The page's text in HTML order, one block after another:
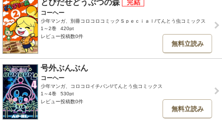
とびだせどうぶつの森
コーヘー
少年マンガ、別冊コロコロコミックＳｐｅｃｉａｌ/てんとう虫コミックス
1～2巻
420pt
レビュー投稿数0件
無料立読み
号外ぶんぶん
コーヘー
少年マンガ、コロコロイチバン!/てんとう虫コミックス
1～4巻
530pt
レビュー投稿数0件
無料立読み